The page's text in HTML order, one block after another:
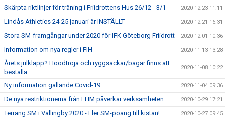
Skärpta riktlinjer för träning i Friidrottens Hus 26/12 - 3/1 2020-12-23 11:11
Lindås Athletics 24-25 januari är INSTÄLLT 2020-12-21 16:31
Stora SM-framgångar under 2020 för IFK Göteborg Friidrott 2020-12-01 10:36
Information om nya regler i FIH 2020-11-13 13:28
Årets julklapp? Hoodtröja och ryggsäckar/bagar finns att
beställa
2020-11-08 10:22
Ny information gällande Covid-19 2020-11-04 09:36
De nya restriktionerna från FHM påverkar verksamheten 2020-10-29 17:21
Terräng SM i Vällingby 2020 - Fler SM-poäng till kistan! 2020-10-27 09:45